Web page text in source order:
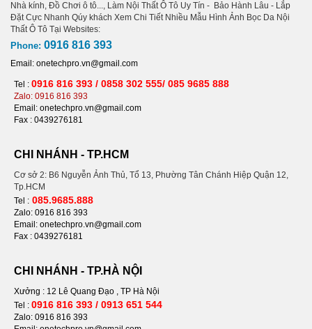
Nhà kính, Đồ Chơi ô tô..., Làm Nội Thất Ô Tô Uy Tín - Bảo Hành Lâu - Lắp
Đặt Cực Nhanh Qúy khách Xem Chi Tiết Nhiều Mẫu Hình Ảnh Bọc Da Nội
Thất Ô Tô Tại Websites:
Phone: 0916 816 393
Email: onetechpro.vn@gmail.com
Tel : 0916 816 393 / 0858 302 555/ 085 9685 888
Zalo: 0916 816 393
Email: onetechpro.vn@gmail.com
Fax : 0439276181
CHI NHÁNH - TP.HCM
Cơ sở 2: B6 Nguyễn Ảnh Thủ, Tổ 13, Phường Tân Chánh Hiệp Quận 12,
Tp.HCM
Tel : 085.9685.888
Zalo: 0916 816 393
Email: onetechpro.vn@gmail.com
Fax : 0439276181
CHI NHÁNH - TP.HÀ NỘI
Xưởng : 12 Lê Quang Đạo , TP Hà Nội
Tel : 0916 816 393 / 0913 651 544
Zalo: 0916 816 393